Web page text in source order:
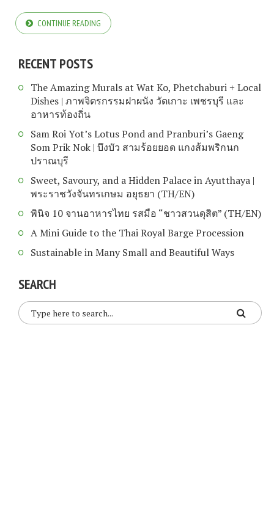
CONTINUE READING
RECENT POSTS
The Amazing Murals at Wat Ko, Phetchaburi + Local
Dishes | ภาพจิตรกรรมฝาผนัง วัดเกาะ เพชรบุรี และ
อาหารท้องถิ่น
Sam Roi Yot’s Lotus Pond and Pranburi’s Gaeng
Som Prik Nok | บึงบัว สามร้อยยอด แกงส้มพริกนก
ปราณบุรี
Sweet, Savoury, and a Hidden Palace in Ayutthaya |
พระราชวังจันทรเกษม อยุธยา (TH/EN)
พินิจ 10 จานอาหารไทย รสมือ “ชาวสวนดุสิต” (TH/EN)
A Mini Guide to the Thai Royal Barge Procession
Sustainable in Many Small and Beautiful Ways
SEARCH